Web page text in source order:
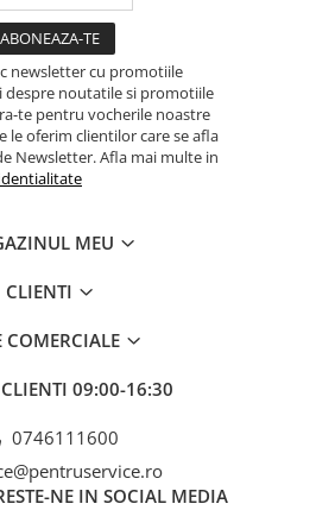
newsletter cu promotiile
despre noutatile si promotiile
te pentru vocherile noastre
le oferim clientilor care se afla
Newsletter. Afla mai multe in
MEU
CLIENTI
COMERCIALE
09:00-16:30
0746111600
NE IN SOCIAL MEDIA